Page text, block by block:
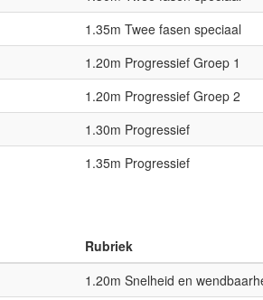
1.35m Twee fasen speciaal
1.20m Progressief Groep 1
1.20m Progressief Groep 2
1.30m Progressief
1.35m Progressief
Rubriek
1.20m Snelheid en